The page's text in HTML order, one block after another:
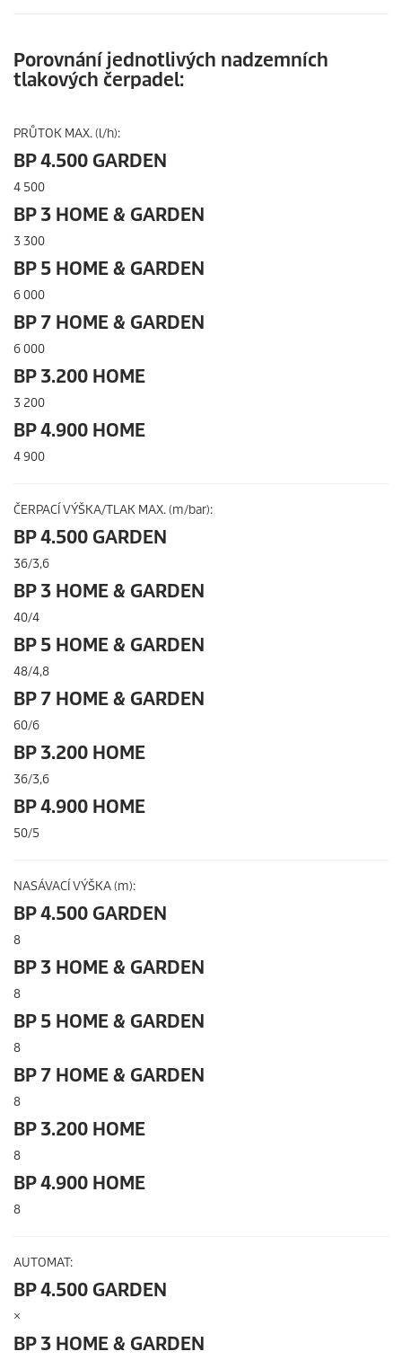
Porovnání jednotlivých nadzemních
tlakových čerpadel:
PRŮTOK MAX. (l/h):
BP 4.500 GARDEN
4 500
BP 3 HOME & GARDEN
3 300
BP 5 HOME & GARDEN
6 000
BP 7 HOME & GARDEN
6 000
BP 3.200 HOME
3 200
BP 4.900 HOME
4 900
ČERPACÍ VÝŠKA/TLAK MAX. (m/bar):
BP 4.500 GARDEN
36/3,6
BP 3 HOME & GARDEN
40/4
BP 5 HOME & GARDEN
48/4,8
BP 7 HOME & GARDEN
60/6
BP 3.200 HOME
36/3,6
BP 4.900 HOME
50/5
NASÁVACÍ VÝŠKA (m):
BP 4.500 GARDEN
8
BP 3 HOME & GARDEN
8
BP 5 HOME & GARDEN
8
BP 7 HOME & GARDEN
8
BP 3.200 HOME
8
BP 4.900 HOME
8
AUTOMAT:
BP 4.500 GARDEN
×
BP 3 HOME & GARDEN